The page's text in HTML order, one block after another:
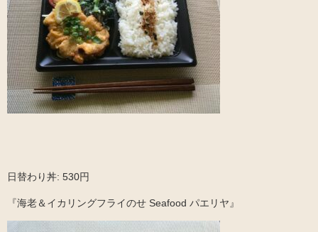
日替わり丼: 530円
『海老＆イカリングフライのせ Seafood パエリヤ』